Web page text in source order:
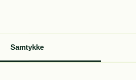
Samtykke